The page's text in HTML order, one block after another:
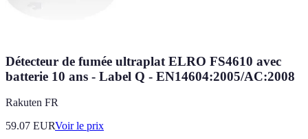
Détecteur de fumée ultraplat ELRO FS4610 avec
batterie 10 ans - Label Q - EN14604:2005/AC:2008
Rakuten FR
59.07 EURVoir le prix